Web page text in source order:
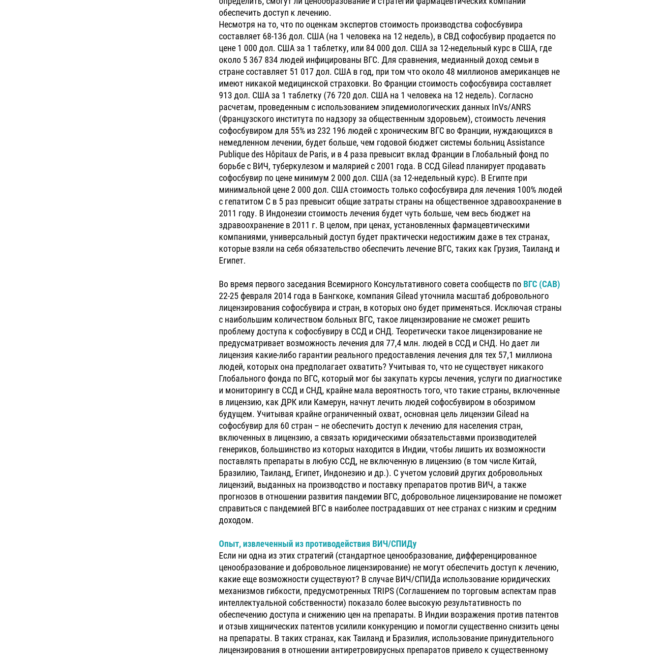
обеспечить доступ к лечению.
Несмотря на то, что по оценкам экспертов стоимость производства софосбувира
составляет 68-136 дол. США (на 1 человека на 12 недель), в СВД софосбувир продается по
цене 1 000 дол. США за 1 таблетку, или 84 000 дол. США за 12-недельный курс в США, где
около 5 367 834 людей инфицированы ВГС. Для сравнения, медианный доход семьи в
стране составляет 51 017 дол. США в год, при том что около 48 миллионов американцев не
имеют никакой медицинской страховки. Во Франции стоимость софосбувира составляет
913 дол. США за 1 таблетку (76 720 дол. США на 1 человека на 12 недель). Согласно
расчетам, проведенным с использованием эпидемиологических данных InVs/ANRS
(Французского института по надзору за общественным здоровьем), стоимость лечения
софосбувиром для 55% из 232 196 людей с хроническим ВГС во Франции, нуждающихся в
немедленном лечении, будет больше, чем годовой бюджет системы больниц Assistance
Publique des Hôpitaux de Paris, и в 4 раза превысит вклад Франции в Глобальный фонд по
борьбе с ВИЧ, туберкулезом и малярией с 2001 года. В ССД Gilead планирует продавать
софосбувир по цене минимум 2 000 дол. США (за 12-недельный курс). В Египте при
минимальной цене 2 000 дол. США стоимость только софосбувира для лечения 100% людей
с гепатитом С в 5 раз превысит общие затраты страны на общественное здравоохранение в
2011 году. В Индонезии стоимость лечения будет чуть больше, чем весь бюджет на
здравоохранение в 2011 г. В целом, при ценах, установленных фармацевтическими
компаниями, универсальный доступ будет практически недостижим даже в тех странах,
которые взяли на себя обязательство обеспечить лечение ВГС, таких как Грузия, Таиланд и
Египет.
Во время первого заседания Всемирного Консультативного совета сообществ по ВГС (CAB)
22-25 февраля 2014 года в Бангкоке, компания Gilead уточнила масштаб добровольного
лицензирования софосбувира и стран, в которых оно будет применяться. Исключая страны
с наибольшим количеством больных ВГС, такое лицензирование не сможет решить
проблему доступа к софосбувиру в ССД и СНД. Теоретически такое лицензирование не
предусматривает возможность лечения для 77,4 млн. людей в ССД и СНД. Но дает ли
лицензия какие-либо гарантии реального предоставления лечения для тех 57,1 миллиона
людей, которых она предполагает охватить? Учитывая то, что не существует никакого
Глобального фонда по ВГС, который мог бы закупать курсы лечения, услуги по диагностике
и мониторингу в ССД и СНД, крайне мала вероятность того, что такие страны, включенные
в лицензию, как ДРК или Камерун, начнут лечить людей софосбувиром в обозримом
будущем. Учитывая крайне ограниченный охват, основная цель лицензии Gilead на
софосбувир для 60 стран – не обеспечить доступ к лечению для населения стран,
включенных в лицензию, а связать юридическими обязательставми производителей
генериков, большинство из которых находится в Индии, чтобы лишить их возможности
поставлять препараты в любую ССД, не включенную в лицензию (в том числе Китай,
Бразилию, Таиланд, Египет, Индонезию и др.). С учетом условий других добровольных
лицензий, выданных на производство и поставку препаратов против ВИЧ, а также
прогнозов в отношении развития пандемии ВГС, добровольное лицензирование не поможет
справиться с пандемией ВГС в наиболее пострадавших от нее странах с низким и средним
доходом.
Опыт, извлеченный из противодействия ВИЧ/СПИДу
Если ни одна из этих стратегий (стандартное ценообразование, дифференцированное
ценообразование и добровольное лицензирование) не могут обеспечить доступ к лечению,
какие еще возможности существуют? В случае ВИЧ/СПИДа использование юридических
механизмов гибкости, предусмотренных TRIPS (Соглашением по торговым аспектам прав
интеллектуальной собственности) показало более высокую результативность по
обеспечению доступа и снижению цен на препараты. В Индии возражения против патентов
и отзыв хищнических патентов усилили конкуренцию и помогли существенно снизить цены
на препараты. В таких странах, как Таиланд и Бразилия, использование принудительного
лицензирования в отношении антиретровирусных препаратов привело к существенному